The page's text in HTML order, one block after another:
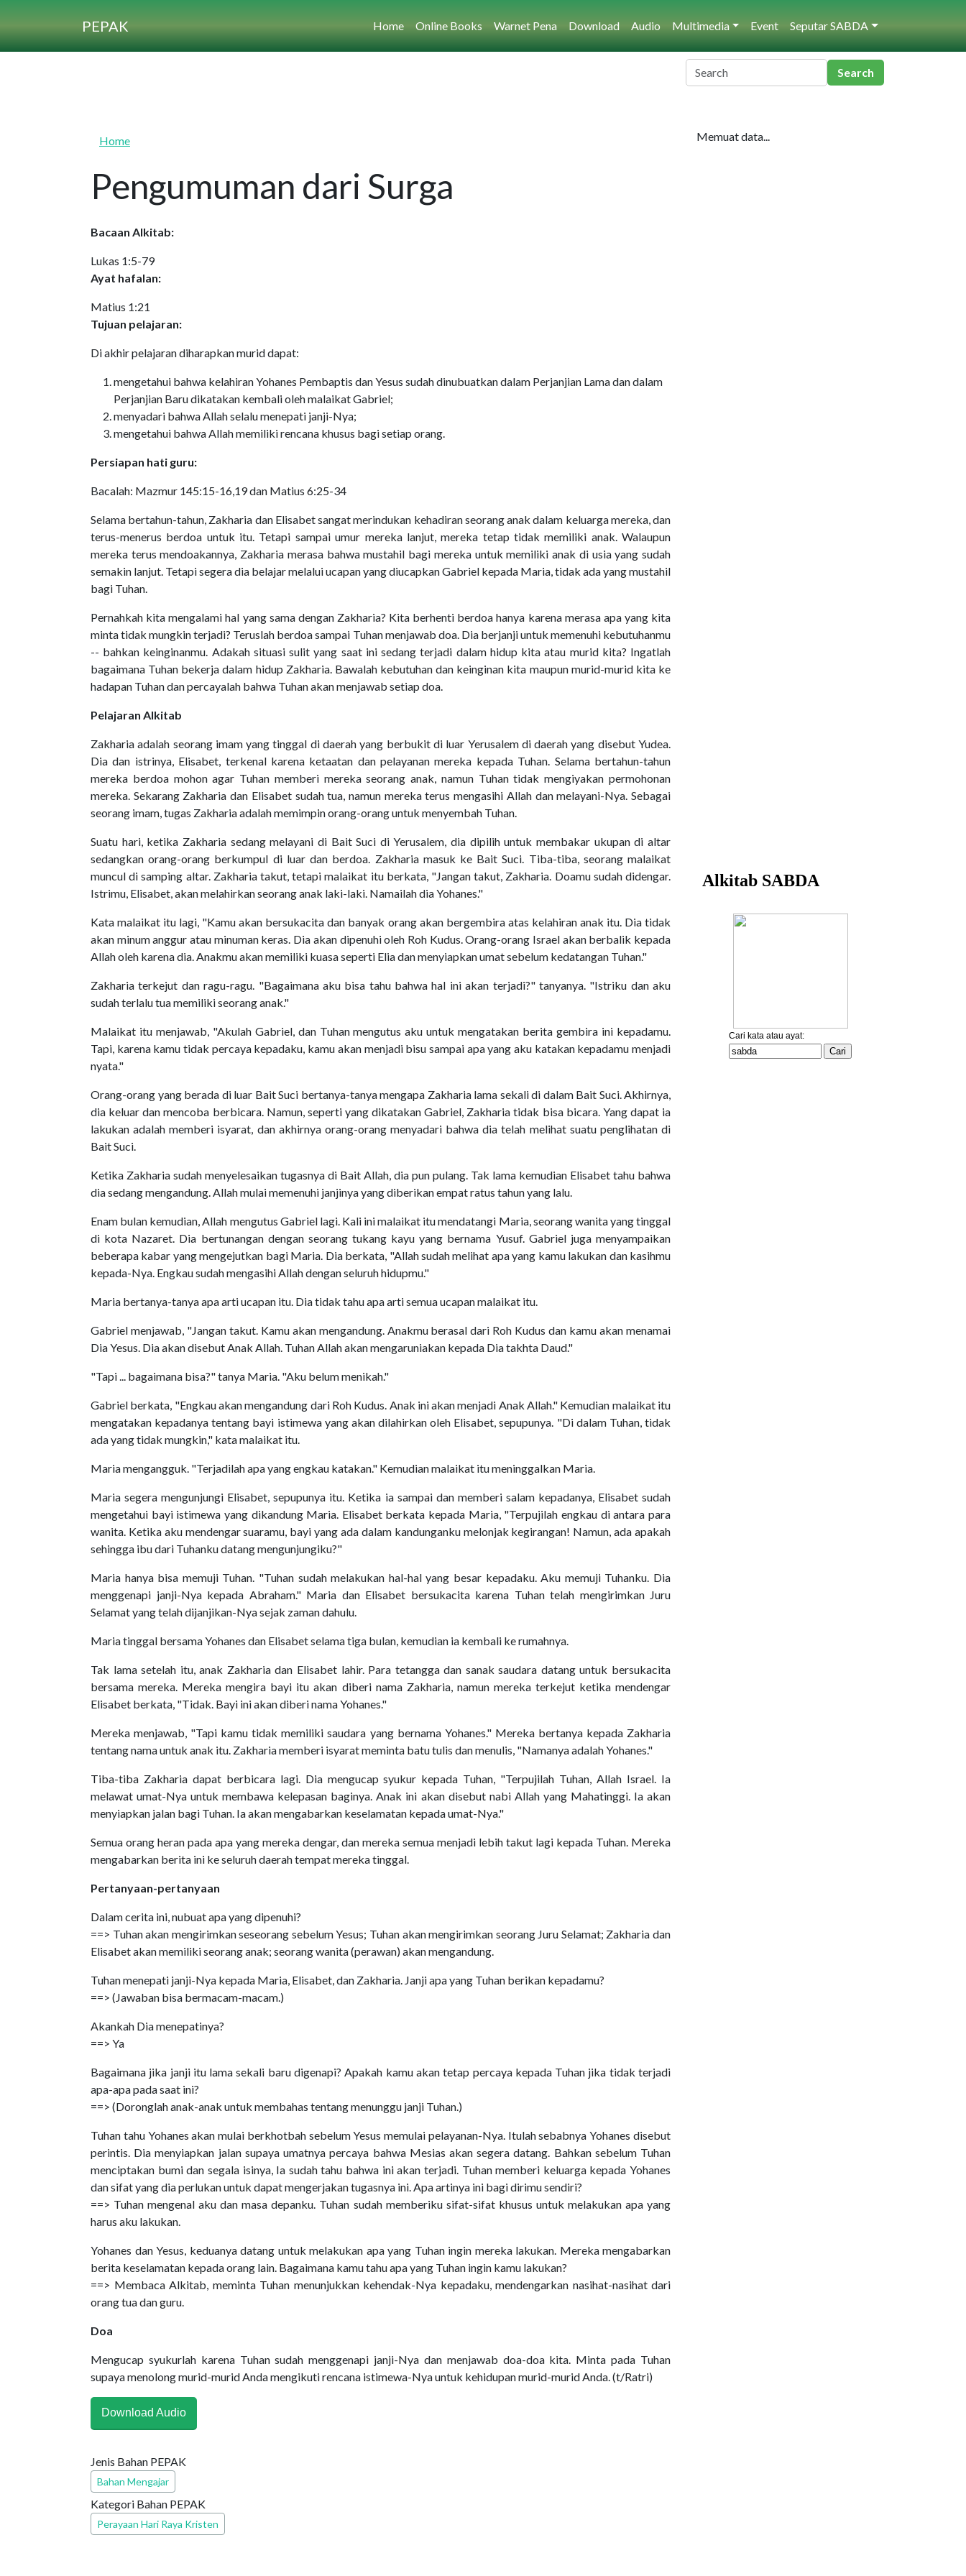
PEPAK Home Online Books Warnet Pena Download Audio Multimedia Event Seputar SABDA
Home
Pengumuman dari Surga
Bacaan Alkitab:
Lukas 1:5-79
Ayat hafalan:
Matius 1:21
Tujuan pelajaran:
Di akhir pelajaran diharapkan murid dapat:
mengetahui bahwa kelahiran Yohanes Pembaptis dan Yesus sudah dinubuatkan dalam Perjanjian Lama dan dalam
Perjanjian Baru dikatakan kembali oleh malaikat Gabriel;
menyadari bahwa Allah selalu menepati janji-Nya;
mengetahui bahwa Allah memiliki rencana khusus bagi setiap orang.
Persiapan hati guru:
Bacalah: Mazmur 145:15-16,19dan Matius 6:25-34
Selama bertahun-tahun, Zakharia dan Elisabet sangat merindukan kehadiran seorang anak dalam keluarga mereka, dan
terus-menerus berdoa untuk itu. Tetapi sampai umur mereka lanjut, mereka tetap tidak memiliki anak. Walaupun
mereka terus mendoakannya, Zakharia merasa bahwa mustahil bagi mereka untuk memiliki anak di usia yang sudah
semakin lanjut. Tetapi segera dia belajar melalui ucapan yang diucapkan Gabriel kepada Maria, tidak ada yang mustahil
bagi Tuhan.
Pernahkah kita mengalami hal yang sama dengan Zakharia? Kita berhenti berdoa hanya karena merasa apa yang kita
minta tidak mungkin terjadi? Teruslah berdoa sampai Tuhan menjawab doa. Dia berjanji untuk memenuhi kebutuhanmu
-- bahkan keinginanmu. Adakah situasi sulit yang saat ini sedang terjadi dalam hidup kita atau murid kita? Ingatlah
bagaimana Tuhan bekerja dalam hidup Zakharia. Bawalah kebutuhan dan keinginan kita maupun murid-murid kita ke
hadapan Tuhan dan percayalah bahwa Tuhan akan menjawab setiap doa.
Pelajaran Alkitab
Zakharia adalah seorang imam yang tinggal di daerah yang berbukit di luar Yerusalem di daerah yang disebut Yudea.
Dia dan istrinya, Elisabet, terkenal karena ketaatan dan pelayanan mereka kepada Tuhan. Selama bertahun-tahun
mereka berdoa mohon agar Tuhan memberi mereka seorang anak, namun Tuhan tidak mengiyakan permohonan
mereka. Sekarang Zakharia dan Elisabet sudah tua, namun mereka terus mengasihi Allah dan melayani-Nya. Sebagai
seorang imam, tugas Zakharia adalah memimpin orang-orang untuk menyembah Tuhan.
Suatu hari, ketika Zakharia sedang melayani di Bait Suci di Yerusalem, dia dipilih untuk membakar ukupan di altar
sedangkan orang-orang berkumpul di luar dan berdoa. Zakharia masuk ke Bait Suci. Tiba-tiba, seorang malaikat
muncul di samping altar. Zakharia takut, tetapi malaikat itu berkata, "Jangan takut, Zakharia. Doamu sudah didengar.
Istrimu, Elisabet, akan melahirkan seorang anak laki-laki. Namailah dia Yohanes."
Kata malaikat itu lagi, "Kamu akan bersukacita dan banyak orang akan bergembira atas kelahiran anak itu. Dia tidak
akan minum anggur atau minuman keras. Dia akan dipenuhi oleh Roh Kudus. Orang-orang Israel akan berbalik kepada
Allah oleh karena dia. Anakmu akan memiliki kuasa seperti Elia dan menyiapkan umat sebelum kedatangan Tuhan."
Zakharia terkejut dan ragu-ragu. "Bagaimana aku bisa tahu bahwa hal ini akan terjadi?" tanyanya. "Istriku dan aku
sudah terlalu tua memiliki seorang anak."
Malaikat itu menjawab, "Akulah Gabriel, dan Tuhan mengutus aku untuk mengatakan berita gembira ini kepadamu.
Tapi, karena kamu tidak percaya kepadaku, kamu akan menjadi bisu sampai apa yang aku katakan kepadamu menjadi
nyata."
Orang-orang yang berada di luar Bait Suci bertanya-tanya mengapa Zakharia lama sekali di dalam Bait Suci. Akhirnya,
dia keluar dan mencoba berbicara. Namun, seperti yang dikatakan Gabriel, Zakharia tidak bisa bicara. Yang dapat ia
lakukan adalah memberi isyarat, dan akhirnya orang-orang menyadari bahwa dia telah melihat suatu penglihatan di
Bait Suci.
Ketika Zakharia sudah menyelesaikan tugasnya di Bait Allah, dia pun pulang. Tak lama kemudian Elisabet tahu bahwa
dia sedang mengandung. Allah mulai memenuhi janjinya yang diberikan empat ratus tahun yang lalu.
Enam bulan kemudian, Allah mengutus Gabriel lagi. Kali ini malaikat itu mendatangi Maria, seorang wanita yang tinggal
di kota Nazaret. Dia bertunangan dengan seorang tukang kayu yang bernama Yusuf. Gabriel juga menyampaikan
beberapa kabar yang mengejutkan bagi Maria. Dia berkata, "Allah sudah melihat apa yang kamu lakukan dan kasihmu
kepada-Nya. Engkau sudah mengasihi Allah dengan seluruh hidupmu."
Maria bertanya-tanya apa arti ucapan itu. Dia tidak tahu apa arti semua ucapan malaikat itu.
Gabriel menjawab, "Jangan takut. Kamu akan mengandung. Anakmu berasal dari Roh Kudus dan kamu akan menamai
Dia Yesus. Dia akan disebut Anak Allah. Tuhan Allah akan mengaruniakan kepada Dia takhta Daud."
"Tapi ... bagaimana bisa?" tanya Maria. "Aku belum menikah."
Gabriel berkata, "Engkau akan mengandung dari Roh Kudus. Anak ini akan menjadi Anak Allah." Kemudian malaikat itu
mengatakan kepadanya tentang bayi istimewa yang akan dilahirkan oleh Elisabet, sepupunya. "Di dalam Tuhan, tidak
ada yang tidak mungkin," kata malaikat itu.
Maria mengangguk. "Terjadilah apa yang engkau katakan." Kemudian malaikat itu meninggalkan Maria.
Maria segera mengunjungi Elisabet, sepupunya itu. Ketika ia sampai dan memberi salam kepadanya, Elisabet sudah
mengetahui bayi istimewa yang dikandung Maria. Elisabet berkata kepada Maria, "Terpujilah engkau di antara para
wanita. Ketika aku mendengar suaramu, bayi yang ada dalam kandunganku melonjak kegirangan! Namun, ada apakah
sehingga ibu dari Tuhanku datang mengunjungiku?"
Maria hanya bisa memuji Tuhan. "Tuhan sudah melakukan hal-hal yang besar kepadaku. Aku memuji Tuhanku. Dia
menggenapi janji-Nya kepada Abraham." Maria dan Elisabet bersukacita karena Tuhan telah mengirimkan Juru
Selamat yang telah dijanjikan-Nya sejak zaman dahulu.
Maria tinggal bersama Yohanes dan Elisabet selama tiga bulan, kemudian ia kembali ke rumahnya.
Tak lama setelah itu, anak Zakharia dan Elisabet lahir. Para tetangga dan sanak saudara datang untuk bersukacita
bersama mereka. Mereka mengira bayi itu akan diberi nama Zakharia, namun mereka terkejut ketika mendengar
Elisabet berkata, "Tidak. Bayi ini akan diberi nama Yohanes."
Mereka menjawab, "Tapi kamu tidak memiliki saudara yang bernama Yohanes." Mereka bertanya kepada Zakharia
tentang nama untuk anak itu. Zakharia memberi isyarat meminta batu tulis dan menulis, "Namanya adalah Yohanes."
Tiba-tiba Zakharia dapat berbicara lagi. Dia mengucap syukur kepada Tuhan, "Terpujilah Tuhan, Allah Israel. Ia
melawat umat-Nya untuk membawa kelepasan baginya. Anak ini akan disebut nabi Allah yang Mahatinggi. Ia akan
menyiapkan jalan bagi Tuhan. Ia akan mengabarkan keselamatan kepada umat-Nya."
Semua orang heran pada apa yang mereka dengar, dan mereka semua menjadi lebih takut lagi kepada Tuhan. Mereka
mengabarkan berita ini ke seluruh daerah tempat mereka tinggal.
Pertanyaan-pertanyaan
Dalam cerita ini, nubuat apa yang dipenuhi?
==> Tuhan akan mengirimkan seseorang sebelum Yesus; Tuhan akan mengirimkan seorang Juru Selamat; Zakharia dan
Elisabet akan memiliki seorang anak; seorang wanita (perawan) akan mengandung.
Tuhan menepati janji-Nya kepada Maria, Elisabet, dan Zakharia. Janji apa yang Tuhan berikan kepadamu?
==> (Jawaban bisa bermacam-macam.)
Akankah Dia menepatinya?
==> Ya
Bagaimana jika janji itu lama sekali baru digenapi? Apakah kamu akan tetap percaya kepada Tuhan jika tidak terjadi
apa-apa pada saat ini?
==> (Doronglah anak-anak untuk membahas tentang menunggu janji Tuhan.)
Tuhan tahu Yohanes akan mulai berkhotbah sebelum Yesus memulai pelayanan-Nya. Itulah sebabnya Yohanes disebut
perintis. Dia menyiapkan jalan supaya umatnya percaya bahwa Mesias akan segera datang. Bahkan sebelum Tuhan
menciptakan bumi dan segala isinya, Ia sudah tahu bahwa ini akan terjadi. Tuhan memberi keluarga kepada Yohanes
dan sifat yang dia perlukan untuk dapat mengerjakan tugasnya ini. Apa artinya ini bagi dirimu sendiri?
==> Tuhan mengenal aku dan masa depanku. Tuhan sudah memberiku sifat-sifat khusus untuk melakukan apa yang
harus aku lakukan.
Yohanes dan Yesus, keduanya datang untuk melakukan apa yang Tuhan ingin mereka lakukan. Mereka mengabarkan
berita keselamatan kepada orang lain. Bagaimana kamu tahu apa yang Tuhan ingin kamu lakukan?
==> Membaca Alkitab, meminta Tuhan menunjukkan kehendak-Nya kepadaku, mendengarkan nasihat-nasihat dari
orang tua dan guru.
Doa
Mengucap syukurlah karena Tuhan sudah menggenapi janji-Nya dan menjawab doa-doa kita. Minta pada Tuhan
supaya menolong murid-murid Anda mengikuti rencana istimewa-Nya untuk kehidupan murid-murid Anda. (t/Ratri)
Download Audio
Jenis Bahan PEPAK
Bahan Mengajar
Kategori Bahan PEPAK
Perayaan Hari Raya Kristen
Memuat data...